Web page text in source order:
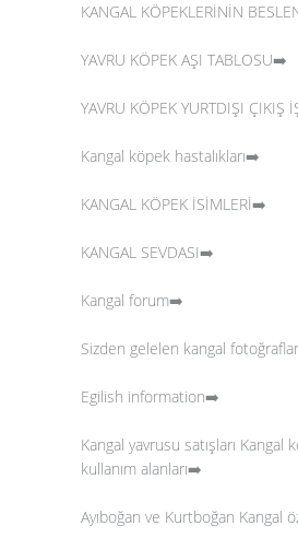
KANGAL KÖPEKLERİNİN
YAVRU KÖPEK AŞI TABLOSU➡️
YAVRU KÖPEK YURTDIŞI ÇIKIŞ
Kangal köpek hastalıkları➡️
KANGAL KÖPEK İSİMLERİ➡️
KANGAL SEVDASI➡️
Kangal forum➡️
Sizden gelelen kangal fotoğraflar
Egilish information➡️
Kangal yavrusu satışları Kangal
kullanım alanları➡️
Ayıboğan ve Kurtboğan Kangal